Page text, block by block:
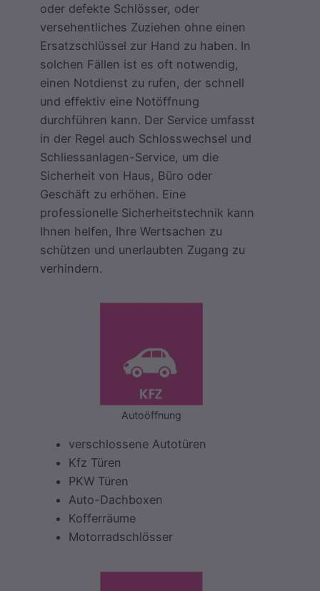
oder defekte Schlösser, oder
versehentliches Zuziehen ohne einen
Ersatzschlüssel zur Hand zu haben. In
solchen Fällen ist es oft notwendig,
einen Notdienst zu rufen, der schnell
und effektiv eine Notöffnung
durchführen kann. Der Service umfasst
in der Regel auch Schlosswechsel und
Schliessanlagen-Service, um die
Sicherheit von Haus, Büro oder
Geschäft zu erhöhen. Eine
professionelle Sicherheitstechnik kann
Ihnen helfen, Ihre Wertsachen zu
schützen und unerlaubten Zugang zu
verhindern.
Autoöffnung
verschlossene Autotüren
Kfz Türen
PKW Türen
Auto-Dachboxen
Kofferräume
Motorradschlösser